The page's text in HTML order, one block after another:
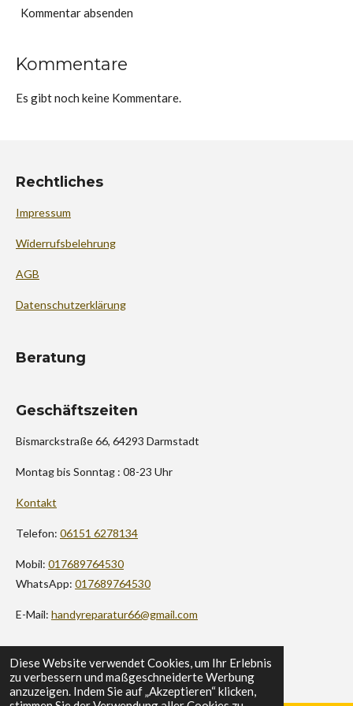
Diese Website verwendet Cookies, um Ihr Erlebnis
zu verbessern und maßgeschneiderte Werbung
anzuzeigen. Indem Sie auf „Akzeptieren“ klicken,
Kommentar absenden
Kommentare
Es gibt noch keine Kommentare.
Rechtliches
Impressum
Widerrufsbelehrung
AGB
Datenschutzerklärung
Beratung
Geschäftszeiten
Bismarckstraße 66, 64293 Darmstadt
Montag bis Sonntag : 08-23 Uhr
Kontakt
Telefon: 06151 6278134
Mobil: 017689764530
WhatsApp: 017689764530
E-Mail: handyreparatur66@gmail.com
© 2024 - 2026 Handy Reparatur Service Darmstadt